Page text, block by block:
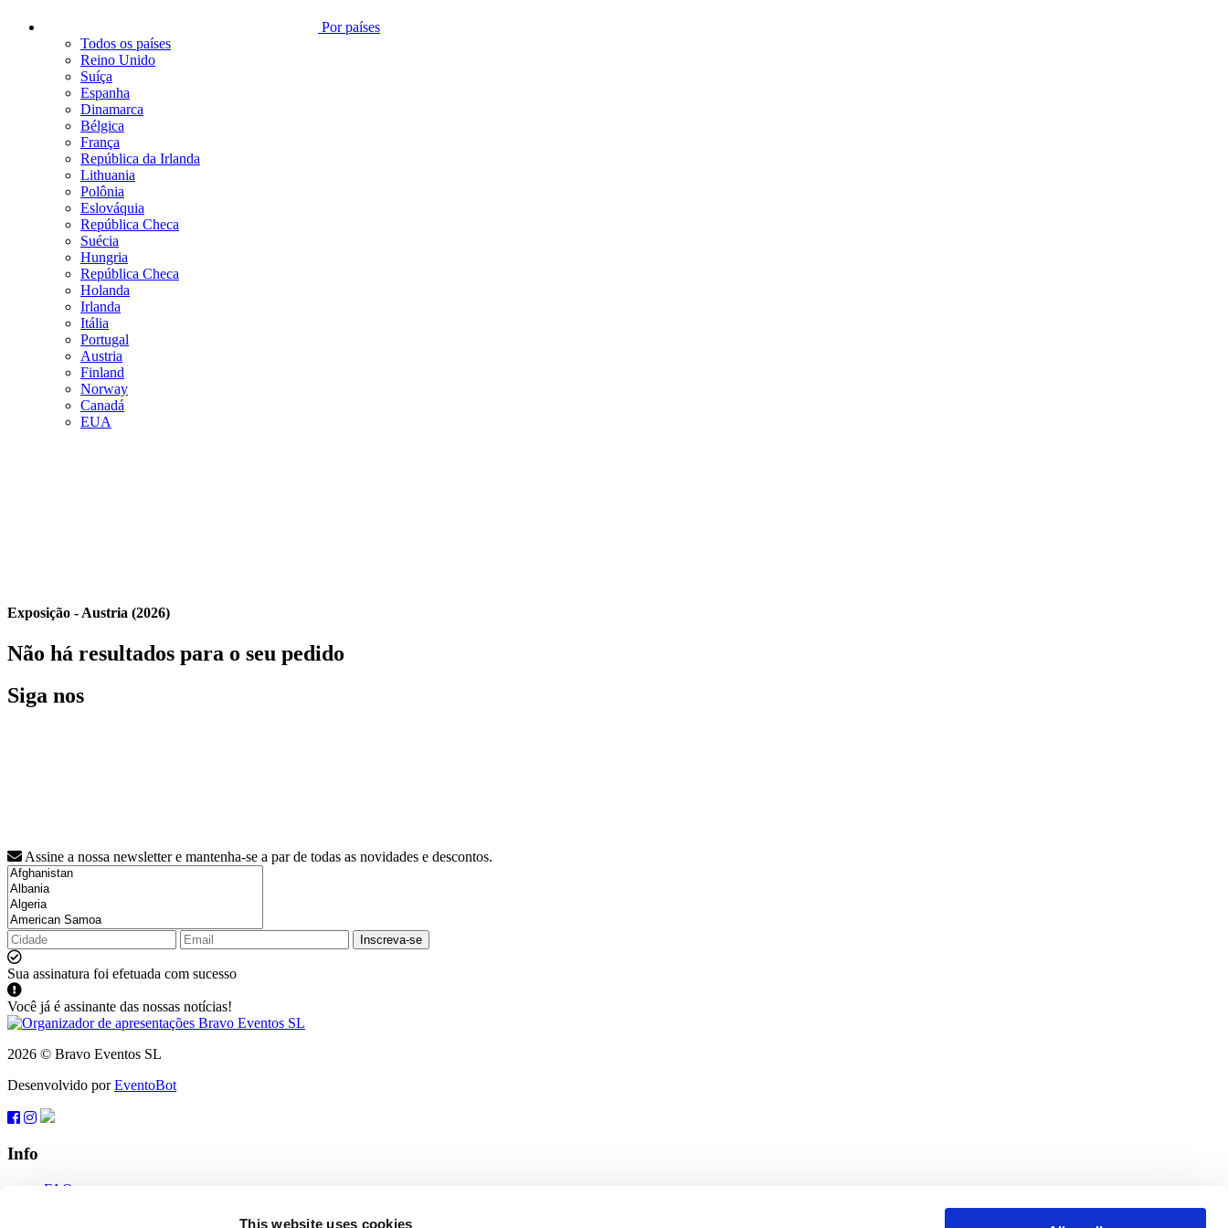
This website uses cookies
Por países
Todos os países
Reino Unido
Suíça
Espanha
Dinamarca
Bélgica
França
República da Irlanda
Lithuania
Polônia
Eslováquia
República Checa
Suécia
Hungria
República Checa
Holanda
Irlanda
Itália
Portugal
Austria
Finland
Norway
Canadá
EUA
Exposição - Austria (2026)
Não há resultados para o seu pedido
Siga nos
Assine a nossa newsletter e mantenha-se a par de todas as novidades e descontos.
Inscreva-se
Sua assinatura foi efetuada com sucesso
Você já é assinante das nossas notícias!
2026 © Bravo Eventos SL
Desenvolvido porEventoBot
Info
FAQ